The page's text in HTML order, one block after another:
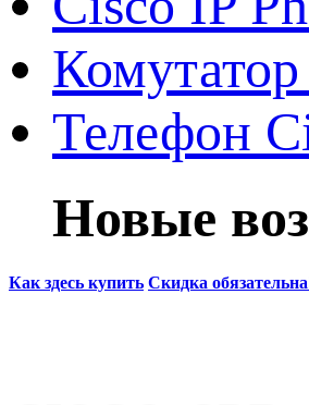
Телефон
Новые
Как здесь купить Скидка